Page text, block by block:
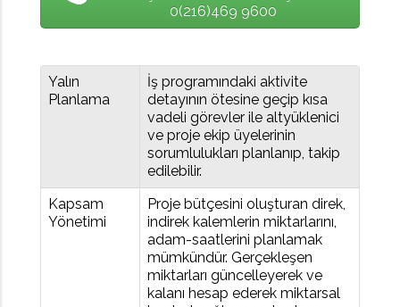
0(216)469 9600
Yalın
Planlama
İş programındaki aktivite
detayının ötesine geçip kısa
vadeli görevler ile altyüklenici
ve proje ekip üyelerinin
sorumlulukları planlanıp, takip
edilebilir.
Kapsam
Yönetimi
Proje bütçesini oluşturan direk,
indirek kalemlerin miktarlarını,
adam-saatlerini planlamak
mümkündür. Gerçekleşen
miktarları güncelleyerek ve
kalanı hesap ederek miktarsal